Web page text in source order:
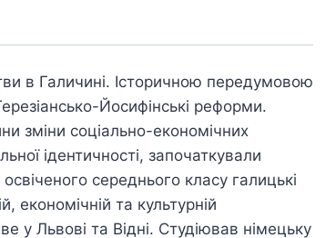
в Галичині. Історичною передумовою
Йосифінські реформи.
зміни соціально-економічних
ідентичності, започаткували
середнього класу галицькі
економічній та культурній
у Львові та Відні. Студіював німецьку